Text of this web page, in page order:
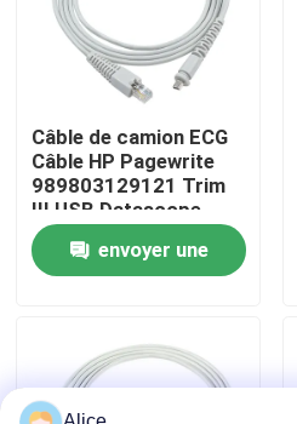
Contrôle de qualité
Contactez-nous
Nouvelles
Cas
Capteur spO2 réutilisable
Câble de camion ECG
Câble HP Pagewrite
989803129121 Trim
III USB Datascope
ECG
envoyer une